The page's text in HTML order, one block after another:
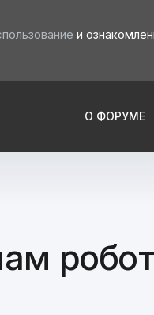
и
О ФОРУМЕ